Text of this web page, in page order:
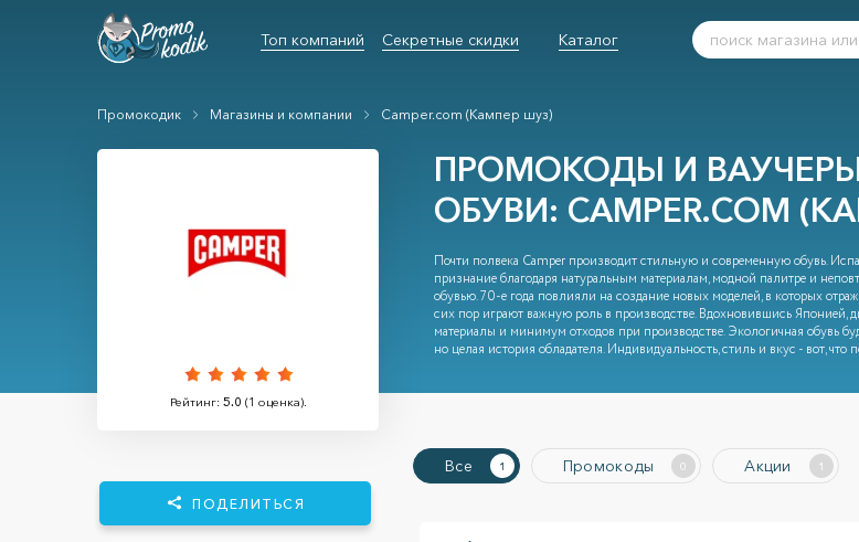
Топ компаний Секретные скидки Каталог
Промокодик Магазины и компании Camper.com (Кампер шуз)
Рейтинг: 5.0 (1 оценка).
ПРОМОКОДЫ И
ОБУВИ: СAMPER.COM
Почти полвека Camper производит стильную и современную обувь.
признание благодаря натуральным материалам, модной палитре и
обувью. 70-е года повлияли на создание новых моделей, в которых
сих пор играют важную роль в производстве. Вдохновившись
материалы и минимум отходов при производстве. Экологичная обувь
но целая история обладателя. Индивидуальность, стиль и вкус - вот, что
ПОДЕЛИТЬСЯ
Все 1 Промокоды 0 Акции 1